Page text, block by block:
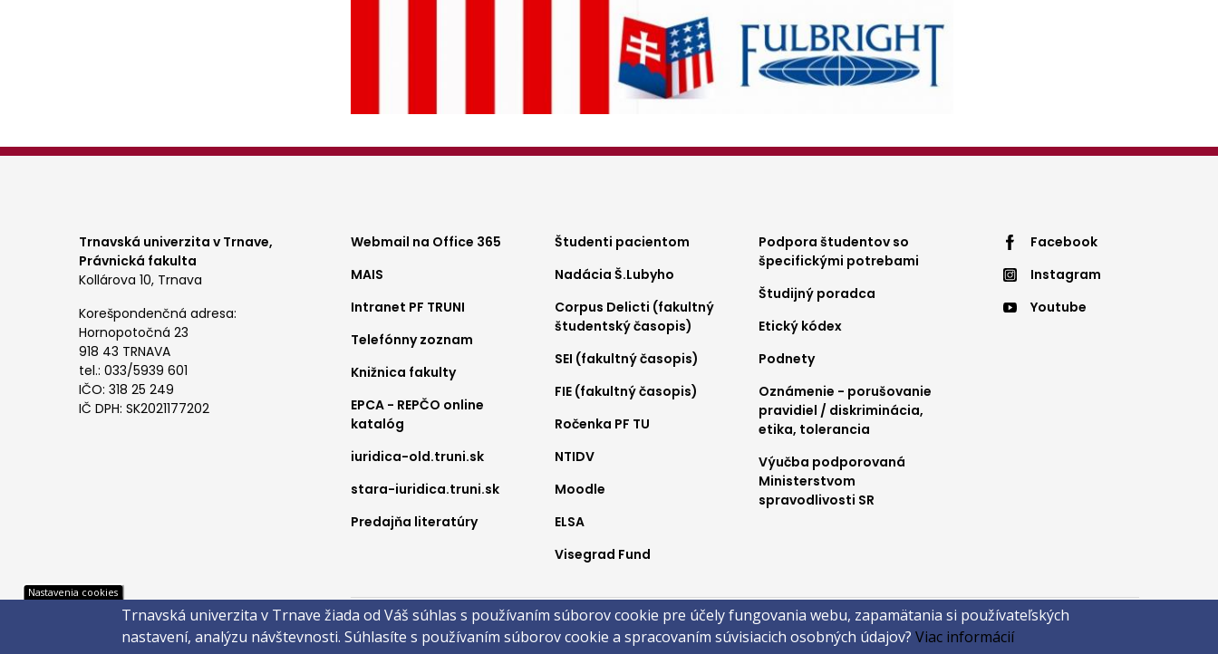
Trnavská univerzita v Trnave,
Právnická fakulta
Kollárova 10, Trnava
Korešpondenčná adresa:
Hornopotočná 23
918 43 TRNAVA
tel.: 033/5939 601
IČO: 318 25 249
IČ DPH: SK2021177202
Footer
menu
1
Webmail na Office 365
MAIS
Intranet PF TRUNI
Telefónny zoznam
Knižnica fakulty
EPCA - REPČO online
katalóg
iuridica-old.truni.sk
stara-iuridica.truni.sk
Predajňa literatúry
Footer
menu
2
Študenti pacientom
Nadácia Š.Lubyho
Corpus Delicti (fakultný
študentský časopis)
SEI (fakultný časopis)
FIE (fakultný časopis)
Ročenka PF TU
NTIDV
Moodle
ELSA
Visegrad Fund
Footer
menu
3
Podpora študentov so
špecifickými potrebami
Študijný poradca
Etický kódex
Podnety
Oznámenie - porušovanie
pravidiel / diskriminácia,
etika, tolerancia
Výučba podporovaná
Ministerstvom
spravodlivosti SR
Footer
menu
Facebook
Instagram
Youtube
Päta
Správca obsahu Technická podpora Vyhlásenie o prístupnosti Cookies
Nastavenia cookies
Trnavská univerzita v Trnave žiada od Váš súhlas s používaním súborov cookie pre účely fungovania webu, zapamätania si používateľských
nastavení, analýzu návštevnosti. Súhlasíte s používaním súborov cookie a spracovaním súvisiacich osobných údajov?Viac informácií